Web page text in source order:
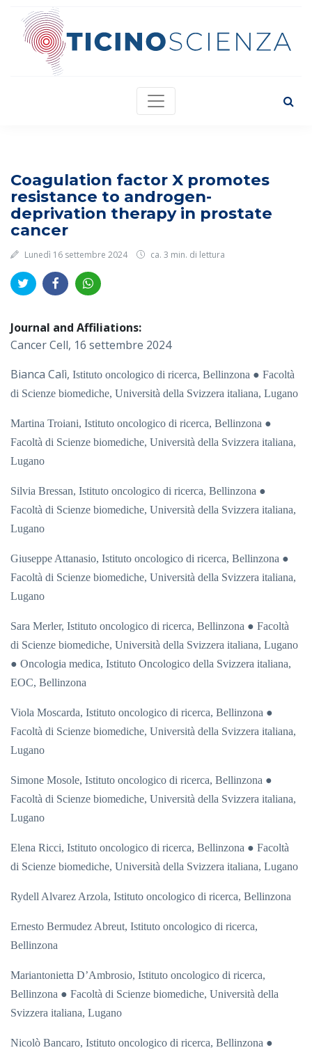
Coagulation factor X promotes
resistance to androgen-
deprivation therapy in prostate
cancer
Lunedì 16 settembre 2024 ca. 3 min. di lettura
Journal and Affiliations:
Cancer Cell, 16 settembre 2024
Bianca Calì, Istituto oncologico di ricerca, Bellinzona ● Facoltà
di Scienze biomediche, Università della Svizzera italiana, Lugano
Martina Troiani, Istituto oncologico di ricerca, Bellinzona ●
Facoltà di Scienze biomediche, Università della Svizzera italiana,
Lugano
Silvia Bressan, Istituto oncologico di ricerca, Bellinzona ●
Facoltà di Scienze biomediche, Università della Svizzera italiana,
Lugano
Giuseppe Attanasio, Istituto oncologico di ricerca, Bellinzona ●
Facoltà di Scienze biomediche, Università della Svizzera italiana,
Lugano
Sara Merler, Istituto oncologico di ricerca, Bellinzona ● Facoltà
di Scienze biomediche, Università della Svizzera italiana, Lugano
● Oncologia medica, Istituto Oncologico della Svizzera italiana,
EOC, Bellinzona
Viola Moscarda, Istituto oncologico di ricerca, Bellinzona ●
Facoltà di Scienze biomediche, Università della Svizzera italiana,
Lugano
Simone Mosole, Istituto oncologico di ricerca, Bellinzona ●
Facoltà di Scienze biomediche, Università della Svizzera italiana,
Lugano
Elena Ricci, Istituto oncologico di ricerca, Bellinzona ● Facoltà
di Scienze biomediche, Università della Svizzera italiana, Lugano
Rydell Alvarez Arzola, Istituto oncologico di ricerca, Bellinzona
Ernesto Bermudez Abreut, Istituto oncologico di ricerca,
Bellinzona
Mariantonietta D’Ambrosio, Istituto oncologico di ricerca,
Bellinzona ● Facoltà di Scienze biomediche, Università della
Svizzera italiana, Lugano
Nicolò Bancaro, Istituto oncologico di ricerca, Bellinzona ●